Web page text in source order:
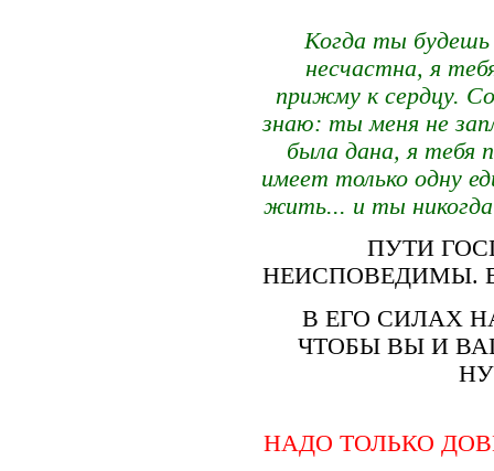
Когда ты будешь
несчастна, я
прижму к сердцу.
знаю: ты меня не
была дана, я тебя
имеет только одну
жить... и ты
ПУТИ
НЕИСПОВЕДИМЫ.
В ЕГО СИЛАХ
ЧТОБЫ ВЫ И
НАДО ТОЛЬКО